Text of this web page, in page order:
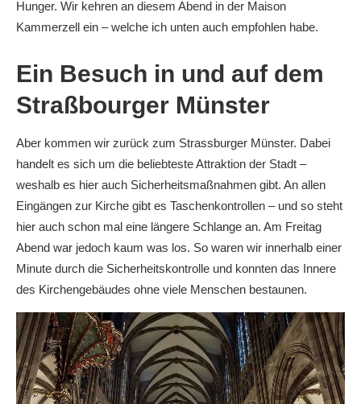
Hunger. Wir kehren an diesem Abend in der Maison
Kammerzell ein – welche ich unten auch empfohlen habe.
Ein Besuch in und auf dem
Straßbourger Münster
Aber kommen wir zurück zum Strassburger Münster. Dabei
handelt es sich um die beliebteste Attraktion der Stadt –
weshalb es hier auch Sicherheitsmaßnahmen gibt. An allen
Eingängen zur Kirche gibt es Taschenkontrollen – und so steht
hier auch schon mal eine längere Schlange an. Am Freitag
Abend war jedoch kaum was los. So waren wir innerhalb einer
Minute durch die Sicherheitskontrolle und konnten das Innere
des Kirchengebäudes ohne viele Menschen bestaunen.